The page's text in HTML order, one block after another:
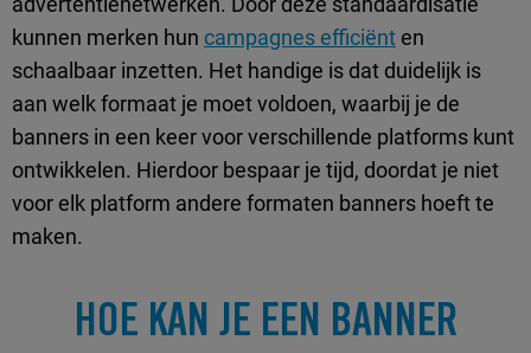
kunnen merken hun campagnes efficiënt en
schaalbaar inzetten. Het handige is dat duidelijk is
aan welk formaat je moet voldoen, waarbij je de
banners in een keer voor verschillende platforms kunt
ontwikkelen. Hierdoor bespaar je tijd, doordat je niet
voor elk platform andere formaten banners hoeft te
maken.
HOE KAN JE EEN BANNER